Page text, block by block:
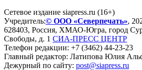
Сетевое издание siapress.ru (16+)
Учредитель:© ООО «Северпечать»,
628403, Россия, ХМАО-Югра, город
Свободы, д. 1 СИА-ПРЕСС ЦЕНТР
Телефон редакции: +7 (3462) 44-23-23
Главный редактор: Латипова Юлия
Дежурный по сайту: post@siapress.ru